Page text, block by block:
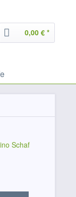
0,00 € *